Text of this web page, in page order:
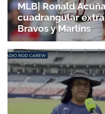
MLB| Ronald
cuadrangular
Bravos y Marlins